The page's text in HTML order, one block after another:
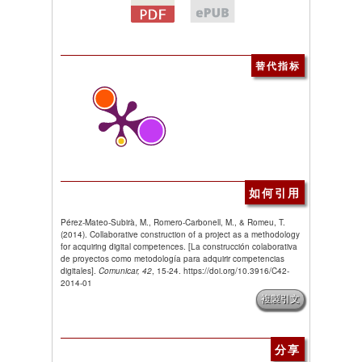
替代指标
如何引用
Pérez-Mateo-Subirà, M., Romero-Carbonell, M., & Romeu, T.
(2014). Collaborative construction of a project as a methodology
for acquiring digital competences. [La construcción colaborativa
de proyectos como metodología para adquirir competencias
digitales]. Comunicar, 42 , 15-24. https://doi.org/10.3916/C42-
2014-01
複製引文
分享